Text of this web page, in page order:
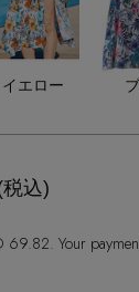
トレンドシルエ
号掲載
ーズ
・ウェストポー
マフ
ケース・タブ
リング
ェリー
ーツ
イエロー
税込)
69.82. Your